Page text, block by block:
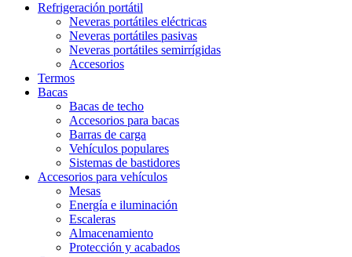
Refrigeración portátil
Neveras portátiles eléctricas
Neveras portátiles pasivas
Neveras portátiles semirrígidas
Accesorios
Termos
Bacas
Bacas de techo
Accesorios para bacas
Barras de carga
Vehículos populares
Sistemas de bastidores
Accesorios para vehículos
Mesas
Energía e iluminación
Escaleras
Almacenamiento
Protección y acabados